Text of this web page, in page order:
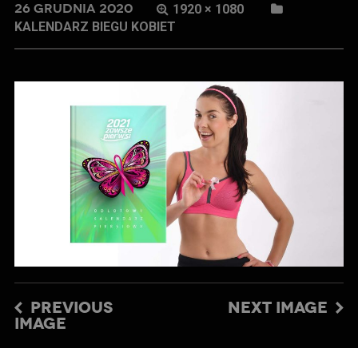
26 GRUDNIA 2020
1920 × 1080
KALENDARZ BIEGU KOBIET
PREVIOUS
IMAGE
NEXT IMAGE